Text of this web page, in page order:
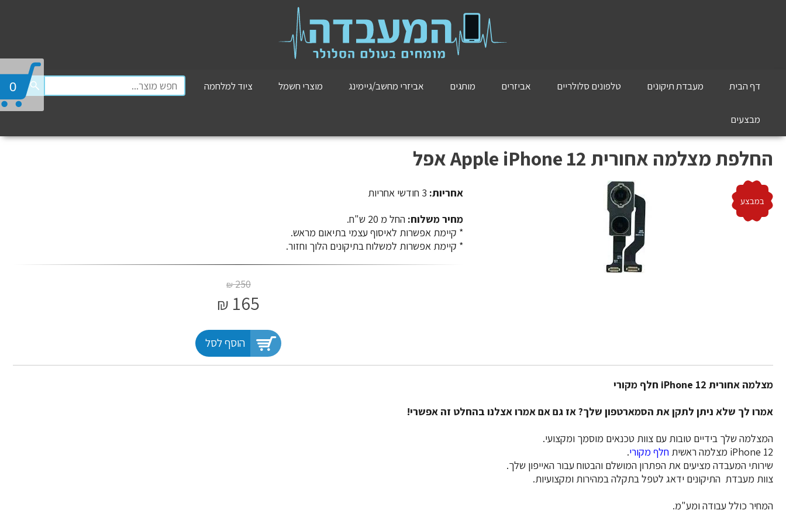
דף הבית מעבדת תיקונים טלפונים סלולריים אביזרים מותגים אביזרי מחשב/גיימינג מוצרי חשמל ציוד למלחמה
מבצעים
‏החלפת מצלמה אחורית Apple iPhone 12 אפל
במבצע
אחריות: 3 חודשי אחריות
מחיר משלוח: החל מ 20 ש"ח.
​​​​​​​* קיימת אפשרות לאיסוף עצמי בתיאום מראש.
* קיימת אפשרות למשלוח בתיקונים הלוך וחזור.
250
₪
165
₪
הוסף לסל
מצלמה אחורית
חלף מקורי
אמרו לך שלא ניתן לתקן את הסמארטפון שלך? אז גם אם אמרו אצלנו בהחלט זה אפשרי!
המצלמה שלך בידיים טובות עם צוות טכנאים מוסמך ומקצועי.
iPhone 12 מצלמה ראשית חלף מקורי.
שירותי המעבדה מציעים את הפתרון המושלם והבטוח עבור האייפון שלך.
צוות מעבדת התיקונים ידאג לטפל בתקלה במהירות ומקצועיות.
המחיר כולל עבודה ומע"מ.
0